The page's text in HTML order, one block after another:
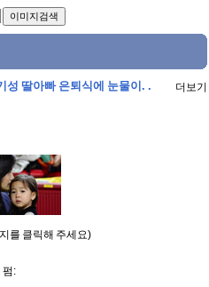
성 딸아빠 은퇴식에 눈물이. . 더보기
를 클릭해 주세요)
펌: